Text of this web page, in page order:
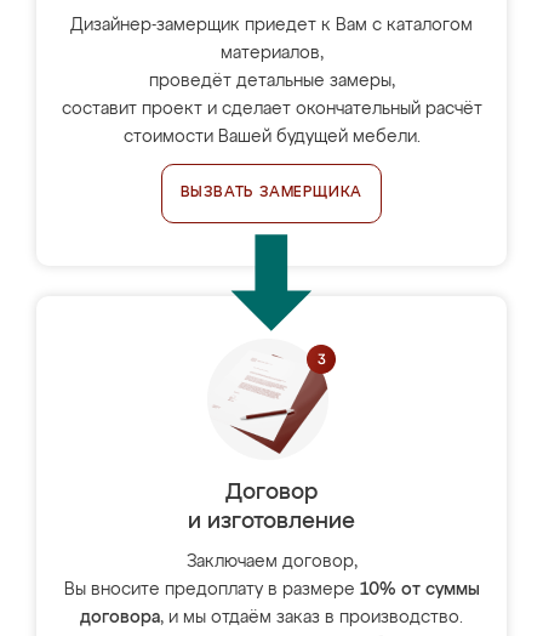
Дизайнер-замерщик приедет к Вам с каталогом
материалов,
проведёт детальные замеры,
составит проект и сделает окончательный расчёт
стоимости Вашей будущей мебели.
ВЫЗВАТЬ ЗАМЕРЩИКА
Договор
и изготовление
Заключаем договор,
Вы вносите предоплату в размере 10% от суммы
договора, и мы отдаём заказ в производство.